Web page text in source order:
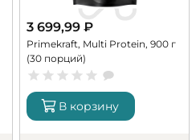
3 699,99 ₽
Primekraft, Multi Protein, 900 г
(30 порций)
В корзину